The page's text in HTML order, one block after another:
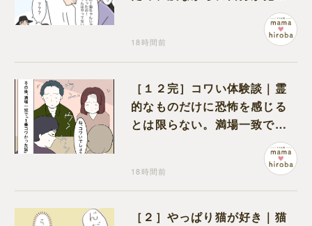
18時間前
［１２完］コワい体験談｜霊
的なものだけに恐怖を感じる
とは限らない。満場一致でコ
ワいと認定された意外な体験
18時間前
［２］やっぱり猫が好き｜猫